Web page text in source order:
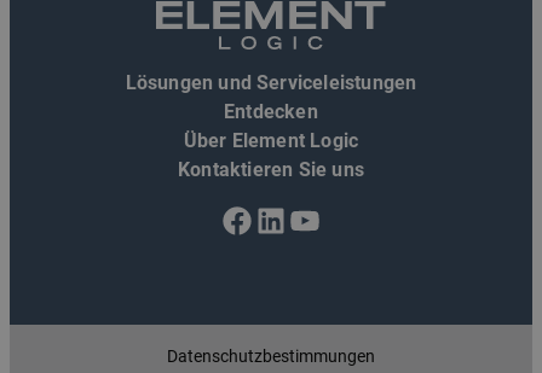
Lösungen und Serviceleistungen
Entdecken
Über Element Logic
Kontaktieren Sie uns
Facebook
LinkedIn
YouTube
Datenschutzbestimmungen